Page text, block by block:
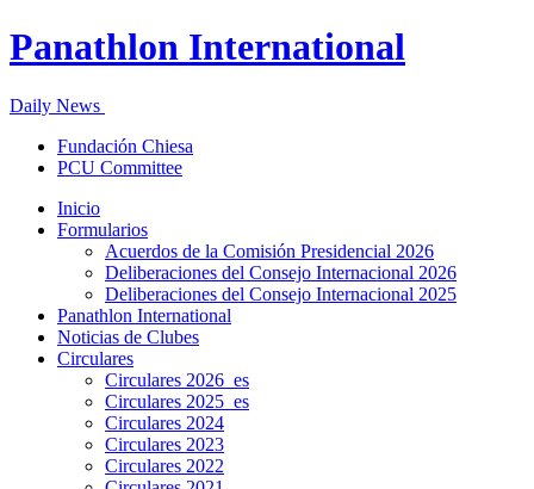
Panathlon International
Daily News
Fundación Chiesa
PCU Committee
Inicio
Formularios
Acuerdos de la Comisión Presidencial 2026
Deliberaciones del Consejo Internacional 2026
Deliberaciones del Consejo Internacional 2025
Panathlon International
Noticias de Clubes
Circulares
Circulares 2026_es
Circulares 2025_es
Circulares 2024
Circulares 2023
Circulares 2022